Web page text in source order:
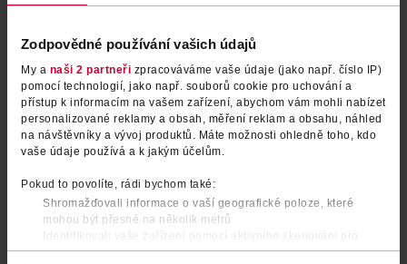
Zodpovědné používání vašich údajů
My a naši 2 partneři zpracováváme vaše údaje (jako např. číslo IP)
pomocí technologií, jako např. souborů cookie pro uchování a
přístup k informacím na vašem zařízení, abychom vám mohli nabízet
personalizované reklamy a obsah, měření reklam a obsahu, náhled
na návštěvníky a vývoj produktů. Máte možnosti ohledně toho, kdo
vaše údaje používá a k jakým účelům.
Pokud to povolíte, rádi bychom také:
Shromažďovali informace o vaší geografické poloze, které
mohou být přesné na několik metrů
Identifikovali vaše zařízení pomocí aktivního skenování pro
konkrétní charakteristiky (otisk prstu)
Lak na nehty Neon Explosion
04 Carnival
RIVAL Loves Me 8 ml
49.90 Kč
go 04 Pearl Nude
RIVAL Loves Me